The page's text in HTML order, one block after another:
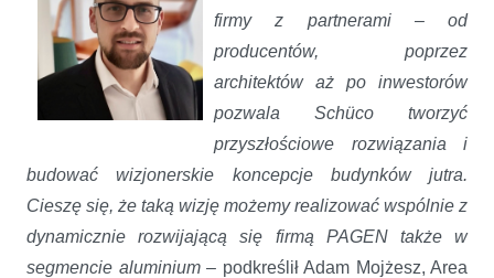
firmy z partnerami – od
producentów, poprzez
architektów aż po inwestorów
pozwala Schüco tworzyć
przyszłościowe rozwiązania i
budować wizjonerskie koncepcje budynków jutra.
Cieszę się, że taką wizję możemy realizować wspólnie z
dynamicznie rozwijającą się firmą PAGEN także w
segmencie aluminium– podkreślił Adam Mojżesz, Area